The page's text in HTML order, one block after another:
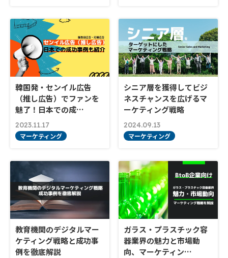
韓国発・センイル広告
（推し広告）でファンを
魅了！日本での成…
2023.11.17
マーケティング
シニア層を獲得してビジ
ネスチャンスを広げるマ
ーケティング戦略
2024.09.13
マーケティング
教育機関のデジタルマー
ケティング戦略と成功事
例を徹底解説
ガラス・プラスチック容
器業界の魅力と市場動
向、マーケティン…